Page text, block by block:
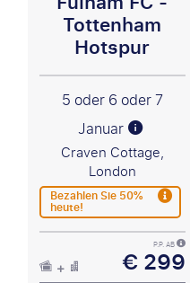
Tottenham
Hotspur
5 oder 6 oder 7
Januar
Craven Cottage,
London
Bezahlen Sie 50%
heute!
P.P. AB
€ 299